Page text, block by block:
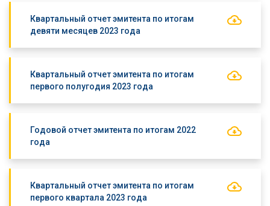
Квартальный отчет эмитента по итогам
девяти месяцев 2023 года
Квартальный отчет эмитента по итогам
первого полугодия 2023 года
Годовой отчет эмитента по итогам 2022
года
Квартальный отчет эмитента по итогам
первого квартала 2023 года